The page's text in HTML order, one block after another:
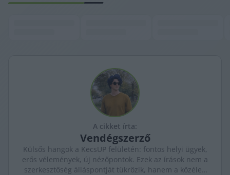
A cikket írta:
Vendégszerző
Külsős hangok a KecsUP felületén: fontos helyi ügyek,
erős vélemények, új nézőpontok. Ezek az írások nem a
szerkesztőség álláspontját tükrözik, hanem a közéleti